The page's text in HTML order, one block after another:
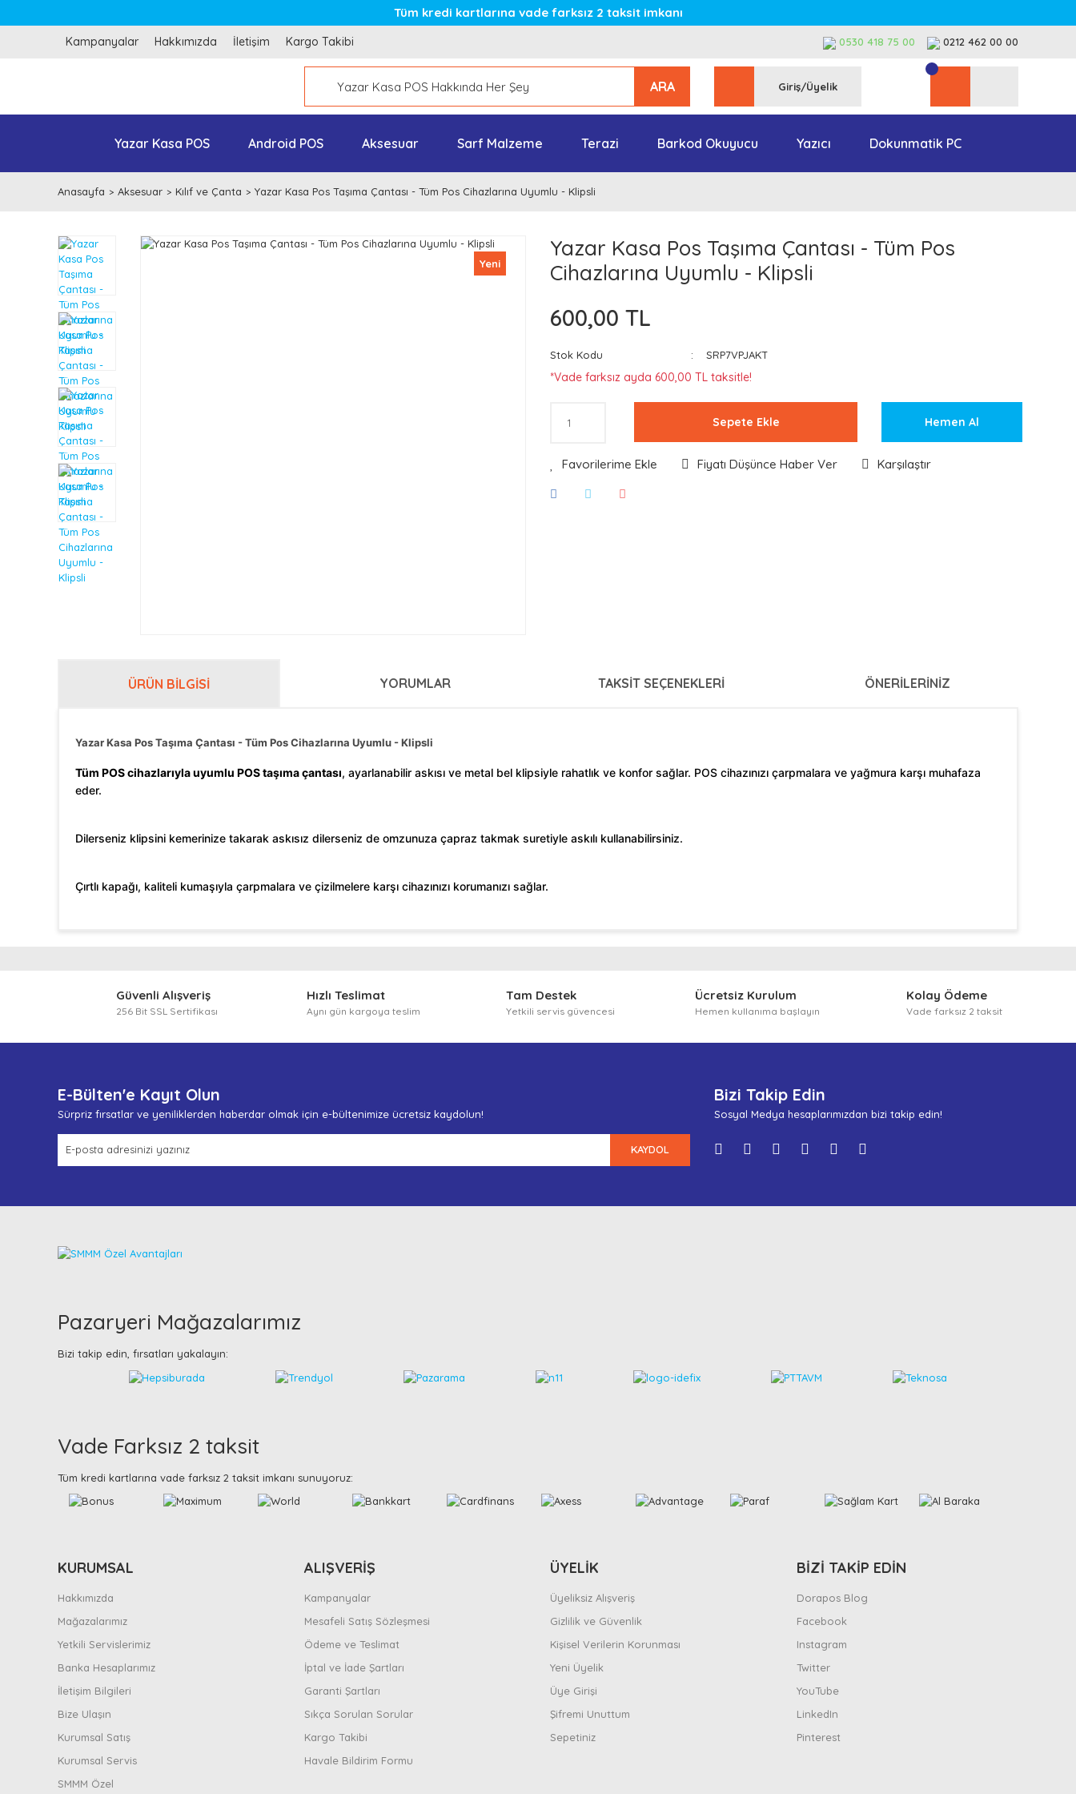
Tüm kredi kartlarına vade farksız 2 taksit imkanı
Kampanyalar Hakkımızda İletişim Kargo Takibi 0530 418 75 00 0212 462 00 00
ARA Giriş/Üyelik
Yazar Kasa POS Android POS Aksesuar Sarf Malzeme Terazi Barkod Okuyucu Yazıcı Dokunmatik PC
Anasayfa Aksesuar Kılıf ve Çanta Yazar Kasa Pos Taşıma Çantası - Tüm Pos Cihazlarına Uyumlu - Klipsli
Yeni
Yazar Kasa Pos Taşıma Çantası - Tüm Pos
Cihazlarına Uyumlu - Klipsli
600,00 TL
Stok Kodu SRP7VPJAKT
*Vade farksız ayda 600,00 TL taksitle!
Sepete Ekle Hemen Al
Fiyatı Düşünce Haber Ver Karşılaştır
ÜRÜN BILGISI YORUMLAR TAKSIT SEÇENEKLERI ÖNERILERINIZ
Yazar Kasa Pos Taşıma Çantası - Tüm Pos Cihazlarına Uyumlu - Klipsli
Tüm POS cihazlarıyla uyumlu POS taşıma çantası, ayarlanabilir askısı ve metal bel klipsiyle rahatlık ve konfor sağlar. POS cihazınızı çarpmalara ve yağmura karşı muhafaza
eder.
Dilerseniz klipsini kemerinize takarak askısız dilerseniz de omzunuza çapraz takmak suretiyle askılı kullanabilirsiniz.
Çırtlı kapağı, kaliteli kumaşıyla çarpmalara ve çizilmelere karşı cihazınızı korumanızı sağlar.
Yorum Yaz
Ürün açıklamasında eksik bilgiler bulunuyor.
Güvenli Alışveriş
256 Bit SSL Sertifikası
Hızlı Teslimat
Aynı gün kargoya teslim
Tam Destek
Yetkili servis güvencesi
Ücretsiz Kurulum
Hemen kullanıma başlayın
Kolay Ödeme
Vade farksız 2 taksit
E-Bülten'e Kayıt Olun
Sürpriz fırsatlar ve yeniliklerden haberdar olmak için e-bültenimize ücretsiz kaydolun!
KAYDOL
Bizi Takip Edin
Sosyal Medya hesaplarımızdan bizi takip edin!
Pazaryeri Mağazalarımız
Bizi takip edin, fırsatları yakalayın:
Vade Farksız 2 taksit
Tüm kredi kartlarına vade farksız 2 taksit imkanı sunuyoruz:
KURUMSAL
Hakkımızda
Mağazalarımız
Yetkili Servislerimiz
Banka Hesaplarımız
İletişim Bilgileri
Bize Ulaşın
Kurumsal Satış
Kurumsal Servis
SMMM Özel
ALIŞVERİŞ
Kampanyalar
Mesafeli Satış Sözleşmesi
Ödeme ve Teslimat
İptal ve İade Şartları
Garanti Şartları
Sıkça Sorulan Sorular
Kargo Takibi
Havale Bildirim Formu
ÜYELİK
Üyeliksiz Alışveriş
Gizlilik ve Güvenlik
Kişisel Verilerin Korunması
Yeni Üyelik
Üye Girişi
Şifremi Unuttum
Sepetiniz
BİZİ TAKİP EDİN
Dorapos Blog
Facebook
Instagram
Twitter
YouTube
LinkedIn
Pinterest